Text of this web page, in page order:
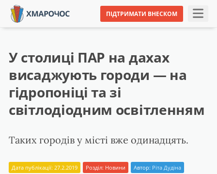
ПІДТРИМАТИ ВНЕСКОМ
У столиці ПАР на дахах
висаджують городи — на
гідропоніці та зі
світлодіодним освітленням
Таких городів у місті вже одинадцять.
Дата публікації: 27.2.2019 Розділ: Новини Автор: Ріта Дудіна